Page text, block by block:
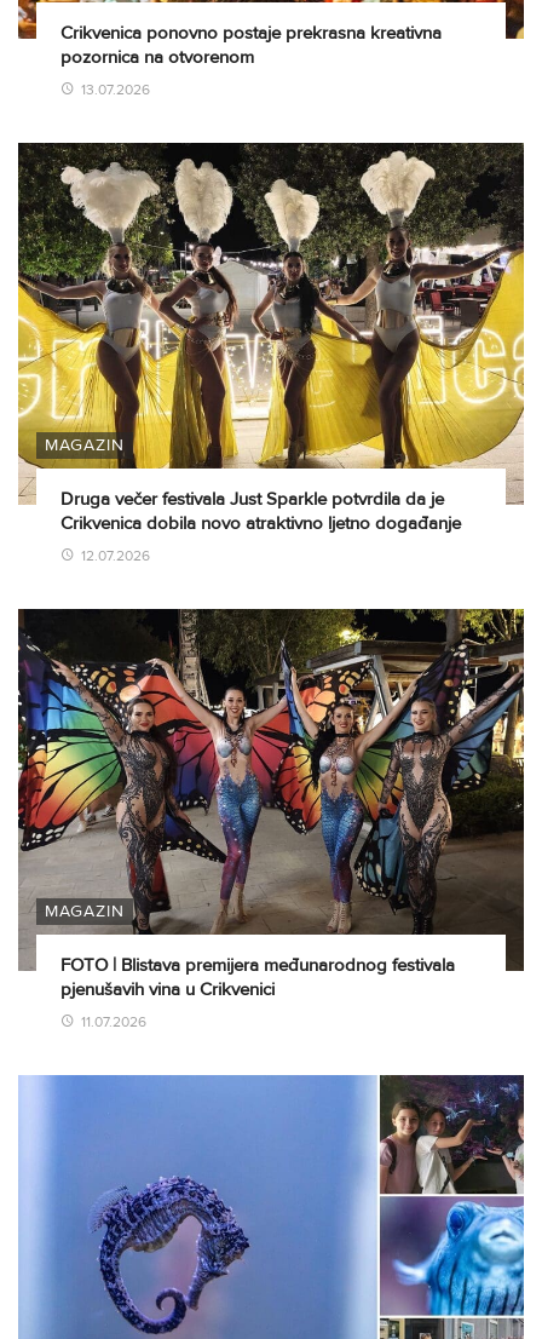
Crikvenica ponovno postaje prekrasna kreativna
pozornica na otvorenom
13.07.2026
MAGAZIN
Druga večer festivala Just Sparkle potvrdila da je
Crikvenica dobila novo atraktivno ljetno događanje
12.07.2026
MAGAZIN
FOTO | Blistava premijera međunarodnog festivala
pjenušavih vina u Crikvenici
11.07.2026